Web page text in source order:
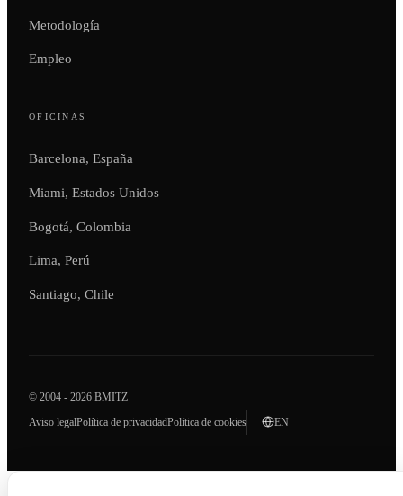
Metodología
Empleo
OFICINAS
Barcelona, España
Miami, Estados Unidos
Bogotá, Colombia
Lima, Perú
Santiago, Chile
© 2004 - 2026 BMITZ
Aviso legalPolítica de privacidadPolítica de cookies EN